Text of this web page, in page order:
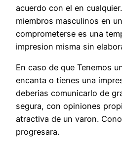
acuerdo con el en
miembros masculinos en
comprometerse es una
impresion misma sin
En caso de que Tenemos
encanta o tienes una
deberias comunicarlo de
segura, con opiniones
atractiva de un varon.
progresara.